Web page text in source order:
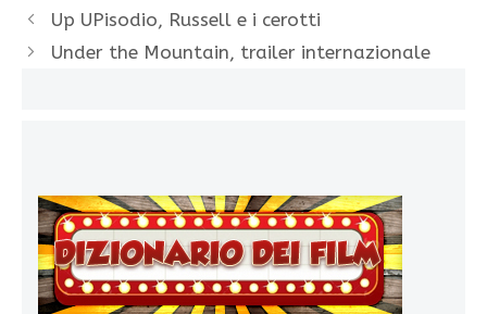
Up UPisodio, Russell e i cerotti
Under the Mountain, trailer internazionale